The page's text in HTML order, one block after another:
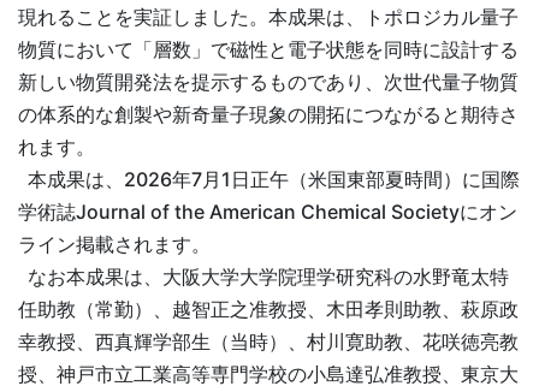
現れることを実証しました。本成果は、トポロジカル量子
物質において「層数」で磁性と電子状態を同時に設計する
新しい物質開発法を提示するものであり、次世代量子物質
の体系的な創製や新奇量子現象の開拓につながると期待さ
れます。
本成果は、2026年7月1日正午（米国東部夏時間）に国際
学術誌Journal of the American Chemical Societyにオン
ライン掲載されます。
なお本成果は、大阪大学大学院理学研究科の水野竜太特
任助教（常勤）、越智正之准教授、木田孝則助教、萩原政
幸教授、西真輝学部生（当時）、村川寛助教、花咲徳亮教
授、神戸市立工業高等専門学校の小島達弘准教授、東京大